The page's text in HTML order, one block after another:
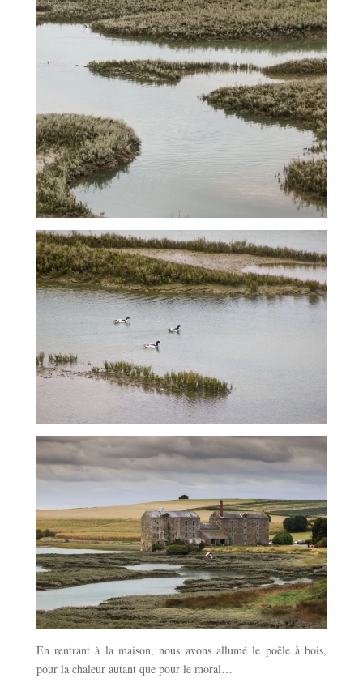
En rentrant à la maison, nous avons allumé le poêle à bois,
pour la chaleur autant que pour le moral…